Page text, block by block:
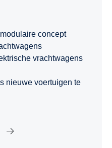
concept
vrachtwagens
nieuwe voertuigen te